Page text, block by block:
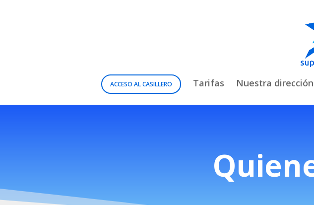
ACCESO AL CASILLERO Tarifas Nuestra dirección